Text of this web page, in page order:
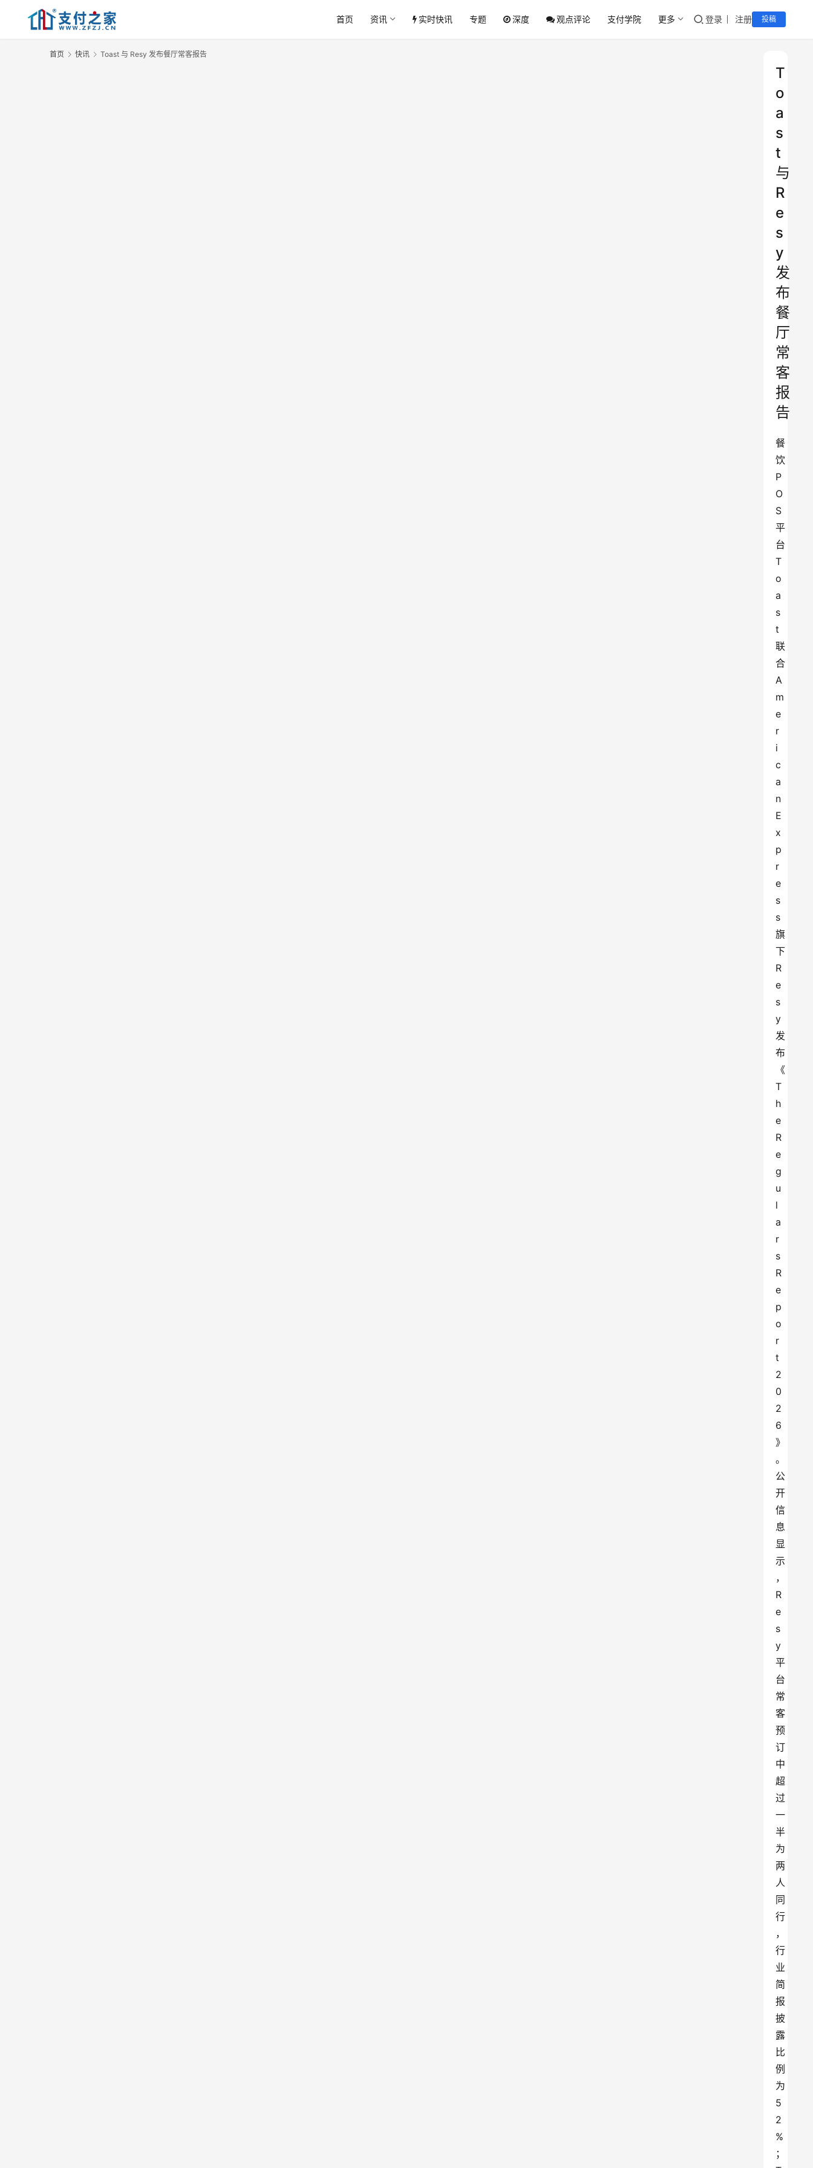
首页 资讯 实时快讯 专题 深度 观点评论 支付学院 更多 登录 注册 投稿
首页 快讯 Toast 与 Resy 发布餐厅常客报告
T
o
a
s
t
与
R
e
s
y
发
布
餐
厅
常
客
报
告
餐
饮
P
O
S
平
台
T
o
a
s
t
联
合
A
m
e
r
i
c
a
n
E
x
p
r
e
s
s
旗
下
R
e
s
y
发
布
《
T
h
e
R
e
g
u
l
a
r
s
R
e
p
o
r
t
2
0
2
6
》
。
公
开
信
息
显
示
，
R
e
s
y
平
台
常
客
预
订
中
超
过
一
半
为
两
人
同
行
，
行
业
简
报
披
露
比
例
为
5
2
%
；